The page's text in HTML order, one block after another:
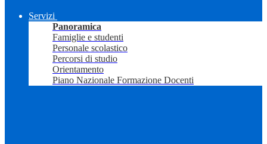
Servizi
Panoramica
Famiglie e studenti
Personale scolastico
Percorsi di studio
Orientamento
Piano Nazionale Formazione Docenti